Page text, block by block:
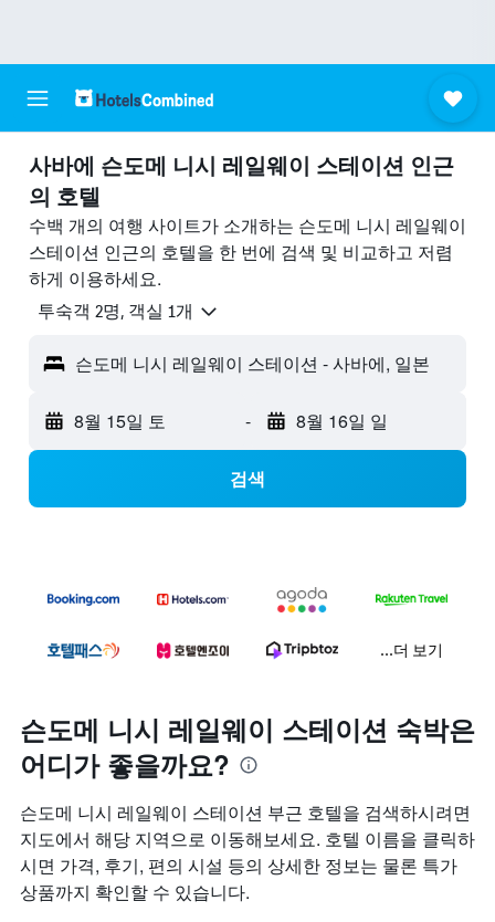
사바에 슨도메 니시 레일웨이 스테이션 ​인근
의 호텔
수백 개의 여행 사이트가 소개하는 슨도메 니시 레일웨이
스테이션 인근의 호텔을 한 번에 검색 및 비교하고 저렴
하게 이용하세요.
​투숙객 2​명, ​객실 1개
슨도메 니시 레일웨이 스테이션 - 사바에, 일본
8월 15일 토 - 8월 16일 일
검색
...더 보기
슨도메 니시 레일웨이 스테이션 숙박은
어디가 좋을까요?
슨도메 니시 레일웨이 스테이션 부근 호텔을 검색하시려면
지도에서 해당 지역으로 이동해보세요. 호텔 이름을 클릭하
시면 가격, 후기, 편의 시설 등의 상세한 정보는 물론 특가
상품까지 확인할 수 있습니다.